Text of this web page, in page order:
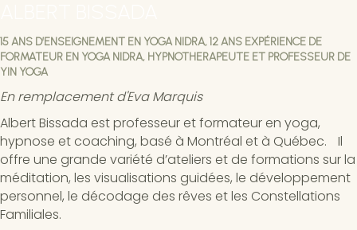
15 ANS D’ENSEIGNEMENT EN YOGA NIDRA, 12 ANS EXPÉRIENCE DE
FORMATEUR EN YOGA NIDRA, HYPNOTHERAPEUTE ET PROFESSEUR DE
YIN YOGA
En remplacement d'Eva Marquis
Albert Bissada est professeur et formateur en yoga,
hypnose et coaching, basé à Montréal et à Québec. Il
offre une grande variété d’ateliers et de formations sur la
méditation, les visualisations guidées, le développement
personnel, le décodage des rêves et les Constellations
Familiales.